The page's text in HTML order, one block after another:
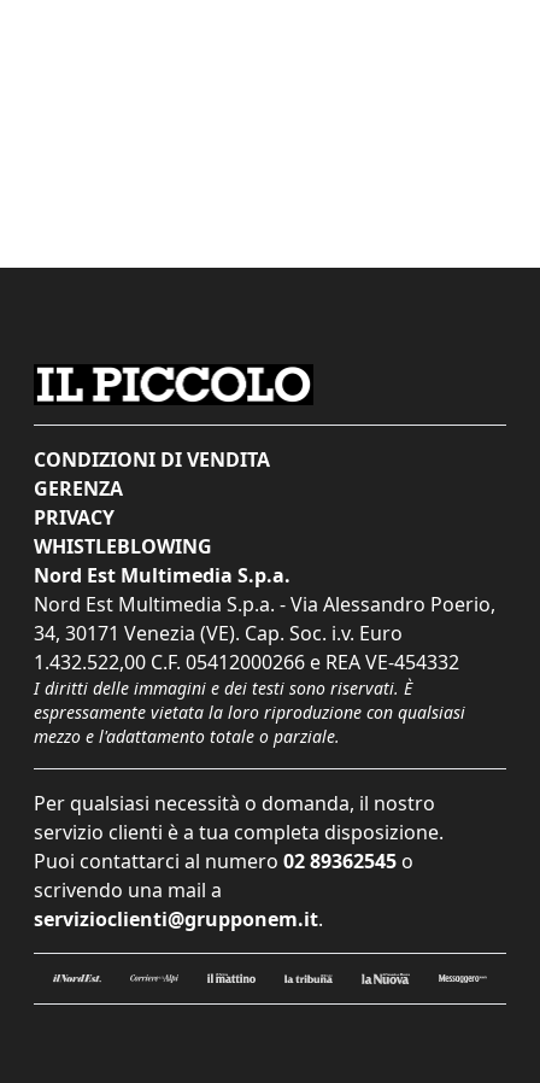
CONDIZIONI DI VENDITA
GERENZA
PRIVACY
WHISTLEBLOWING
Nord Est Multimedia S.p.a.
Nord Est Multimedia S.p.a. - Via Alessandro Poerio,
34, 30171 Venezia (VE). Cap. Soc. i.v. Euro
1.432.522,00 C.F. 05412000266 e REA VE-454332
I diritti delle immagini e dei testi sono riservati. È
espressamente vietata la loro riproduzione con qualsiasi
mezzo e l'adattamento totale o parziale.
Per qualsiasi necessità o domanda, il nostro
servizio clienti è a tua completa disposizione.
Puoi contattarci al numero 02 89362545 o
scrivendo una mail a
servizioclienti@grupponem.it.